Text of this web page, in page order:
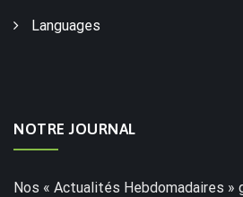
Languages
NOTRE JOURNAL
Nos « Actualités Hebdomadaires »